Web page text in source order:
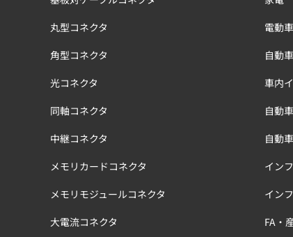
丸型コネクタ
角型コネクタ
光コネクタ
同軸コネクタ
中継コネクタ
メモリカードコネクタ
メモリモジュールコネクタ
大電流コネクタ
電動
自動
車内
自動
自動
イン
イン
FA・